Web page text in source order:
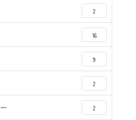
2
16
9
2
2